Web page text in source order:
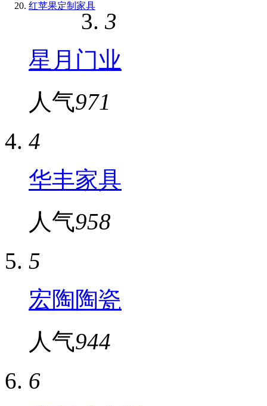
红苹果定制家具
3
星月门业
人气971
4
华丰家具
人气958
5
宏陶陶瓷
人气944
6